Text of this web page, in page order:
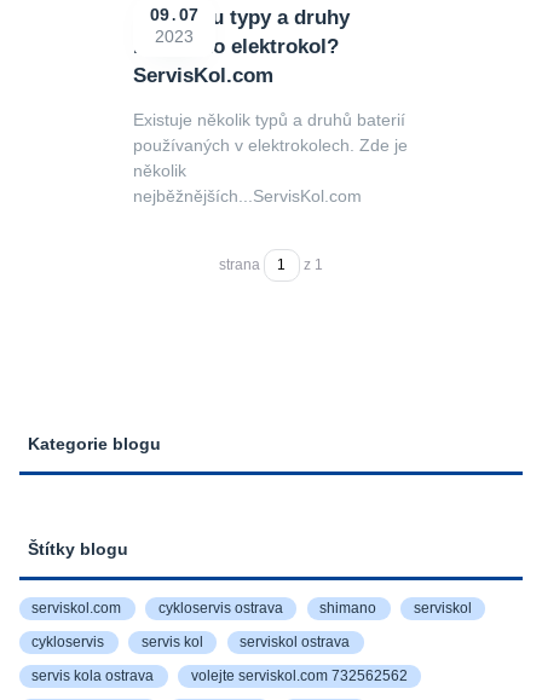
Kategorie blogu
Štítky blogu
serviskol.com cykloservis ostrava shimano serviskol
cykloservis servis kol serviskol ostrava
servis kola ostrava volejte serviskol.com 732562562
Jake jsou typy a druhy
baterií do elektrokol?
ServisKol.com
09 07
2023
Existuje několik typů a druhů baterií
používaných v elektrokolech. Zde je
několik
nejběžnějších...ServisKol.com
strana z 1